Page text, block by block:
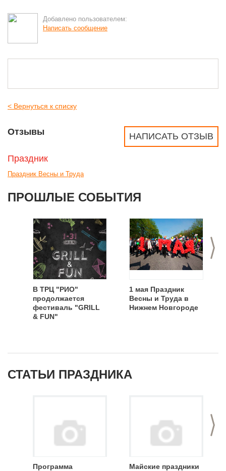
Добавлено пользователем:
Написать сообщение
< Вернуться к списку
НАПИСАТЬ ОТЗЫВ
Отзывы
Праздник
Праздник Весны и Труда
ПРОШЛЫЕ СОБЫТИЯ
>
В ТРЦ "РИО"
продолжается
фестиваль "GRILL
& FUN"
1 мая Праздник
Весны и Труда в
Нижнем Новгороде
СТАТЬИ ПРАЗДНИКА
>
Программа
Майские праздники